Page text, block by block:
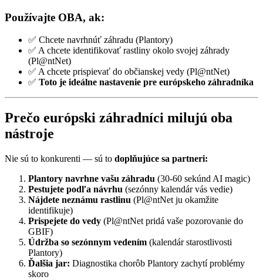
Používajte OBA, ak:
✅ Chcete navrhnúť záhradu (Plantory)
✅ A chcete identifikovať rastliny okolo svojej záhrady
(Pl@ntNet)
✅ A chcete prispievať do občianskej vedy (Pl@ntNet)
✅ Toto je ideálne nastavenie pre európskeho záhradníka
Prečo európski záhradníci milujú oba
nástroje
Nie sú to konkurenti — sú to doplňujúce sa partneri:
Plantory navrhne vašu záhradu (30-60 sekúnd AI magic)
Pestujete podľa návrhu (sezónny kalendár vás vedie)
Nájdete neznámu rastlinu (Pl@ntNet ju okamžite
identifikuje)
Prispejete do vedy (Pl@ntNet pridá vaše pozorovanie do
GBIF)
Údržba so sezónnym vedením (kalendár starostlivosti
Plantory)
Ďalšia jar: Diagnostika chorôb Plantory zachytí problémy
skoro